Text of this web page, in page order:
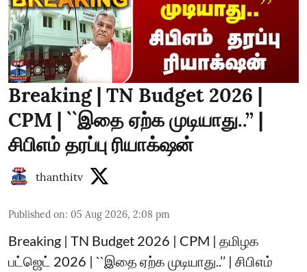
Breaking | TN Budget 2026 |
CPM | ``இதை ஏற்க முடியாது..’’ |
சிபிஎம் தரப்பு ரியாக்‌ஷன்
thanthitv
Published on: 05 Aug 2026, 2:08 pm
Breaking | TN Budget 2026 | CPM | தமிழக
பட்ஜெட் 2026 | ``இதை ஏற்க முடியாது..’’ | சிபிஎம்